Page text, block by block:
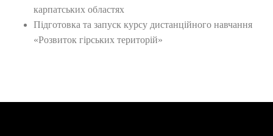
карпатських областях
Підготовка та запуск курсу дистанційного навчання
«Розвиток гірських територій»